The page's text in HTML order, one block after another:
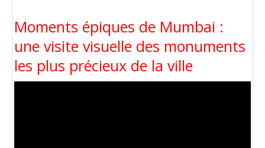
Moments épiques de Mumbai :
une visite visuelle des monuments
les plus précieux de la ville